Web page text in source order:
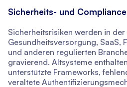
Sicherheits- und
Sicherheitsrisiken werden in der
Gesundheitsversorgung, SaaS,
und anderen regulierten
gravierend. Altsysteme
unterstützte Frameworks,
veraltete